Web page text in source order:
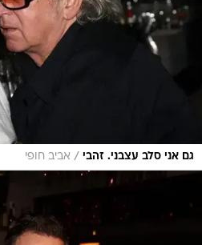
גם אני סלב עצבני. זהבי / אביב חופי